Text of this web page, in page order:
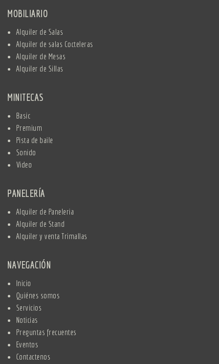
MOBILIARIO
Alquiler de Salas
Alquiler de salas Cocteleras
Alquiler de Mesas
Alquiler de Sillas
MINITECAS
Basic
Premium
Pista de baile
Sonido
Video
PANELERÍA
Alquiler de Paneleria
Alquiler de Stand
Alquiler y venta Trimallas
NAVEGACIÓN
Inicio
Quiénes somos
Servicios
Noticias
Preguntas frecuentes
Eventos
Contactenos